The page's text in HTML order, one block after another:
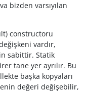
bizden varsıyılan
constructoru
vardır,
sabittir. Statik
tane yer ayrılır. Bu
başka kopyaları
değeri değişebilir,